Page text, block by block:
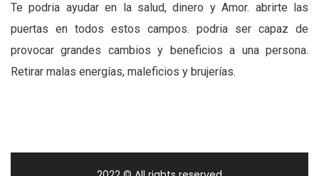
Te podria ayudar en la salud, dinero y Amor. abrirte las
puertas en todos estos campos. podria ser capaz de
provocar grandes cambios y beneficios a una persona.
Retirar malas energías, maleficios y brujerías.